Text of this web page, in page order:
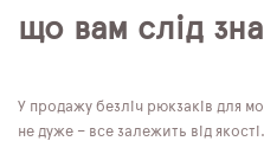
що вам слід
У продажу безліч рюкзаків для
не дуже – все залежить від